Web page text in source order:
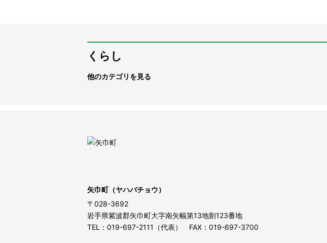
くらし
他のカテゴリを見る
矢巾町（ヤハバチョウ）
〒028-3692
岩手県紫波郡矢巾町大字南矢幅第13地割123番地
TEL：019-697-2111（代表） FAX：019-697-3700